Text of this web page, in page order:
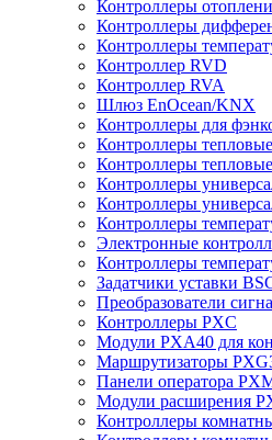
Контроллеры
Контроллеры
Контроллеры
Контроллер RVD
Контроллер RVA
Шлюз EnOcean/KNX
Контроллеры для
Контроллеры
Контроллеры
Контроллеры
Контроллеры
Контроллеры
Электронные
Контроллеры
Задатчики уставки
Преобразователи
Контроллеры PXC
Модули PXA40 для
Маршрутизаторы
Панели оператора
Модули расширения
Контроллеры